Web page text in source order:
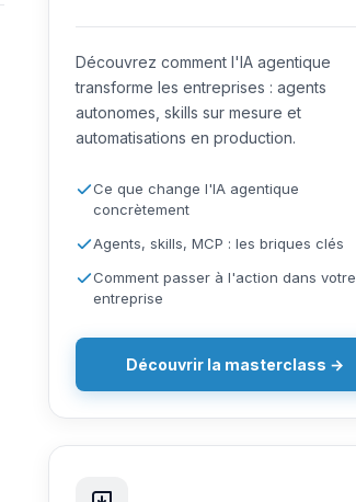
Découvrez comment l'IA agentique
transforme les entreprises : agents
autonomes, skills sur mesure et
automatisations en production.
Ce que change l'IA agentique
concrètement
Agents, skills, MCP : les briques clés
Comment passer à l'action dans votre
entreprise
Découvrir la masterclass →